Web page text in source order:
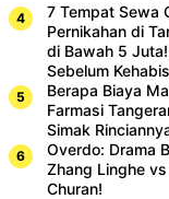
7 Tempat Sewa
Pernikahan di
di Bawah 5
Sebelum
Berapa Biaya
Farmasi
Simak
Overdo: Drama
Zhang Linghe
Churan!